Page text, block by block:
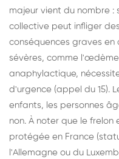
majeur vient du nombre
collective peut infliger
conséquences graves en
sévères, comme
anaphylactique,
d'urgence (appel du 15).
enfants, les personnes
non. À noter que le
protégée en France
l'Allemagne ou du